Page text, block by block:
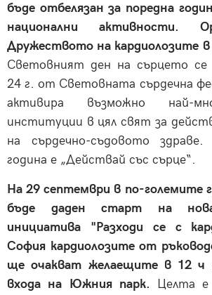
бъде отбелязан за поредна
национални активности.
Дружеството на кардиолозите в
Световният ден на сърцето се
24 г. от Световната сърдечна
активира възможно най-
институции в цял свят за
на сърдечно-съдовото
година е „Действай със сърце“.
На 29 септември в по-големите
бъде даден старт на
инициатива "Разходи се с
София кардиолозите от
ще очакват желаещите в 12 ч
входа на Южния парк. Целта